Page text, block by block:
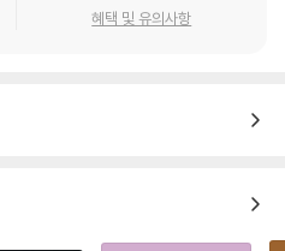
북한 인식”은 ‘국가의 마음’을 통해
가 행동을 설명하기 위해 감정에 초
비용과 평판(reputation)이라는 마
혜택 및 유의사항